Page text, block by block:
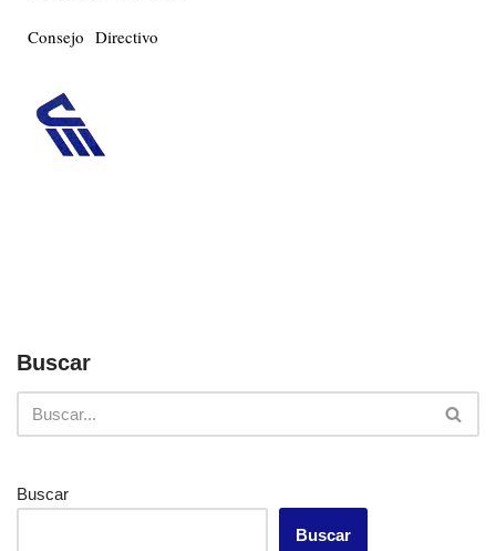
Consejo Directivo
Buscar
Buscar
Buscar